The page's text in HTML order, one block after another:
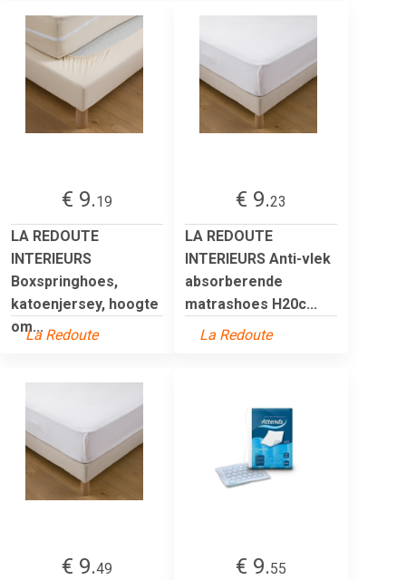
€ 9.19
LA REDOUTE
INTERIEURS
Boxspringhoes,
katoenjersey, hoogte
om...La Redoute
€ 9.23
LA REDOUTE
INTERIEURS Anti-vlek
absorberende
matrashoes H20c...
La Redoute
€ 9.49
€ 9.55